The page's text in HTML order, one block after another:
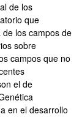
de los
que
los campos de
sobre
campos que no
el de
en el desarrollo